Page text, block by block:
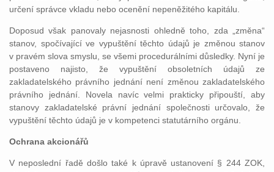
určení správce vkladu nebo ocenění nepeněžitého kapitálu.
Doposud však panovaly nejasnosti ohledně toho, zda „změna“
stanov, spočívající ve vypuštění těchto údajů je změnou stanov
v pravém slova smyslu, se všemi procedurálními důsledky. Nyní je
postaveno najisto, že vypuštění obsoletních údajů ze
zakladatelského právního jednání není změnou zakladatelského
právního jednání. Novela navíc velmi prakticky připouští, aby
stanovy zakladatelské právní jednání společnosti určovalo, že
vypuštění těchto údajů je v kompetenci statutárního orgánu.
Ochrana akcionářů
V neposlední řadě došlo také k úpravě ustanovení § 244 ZOK,